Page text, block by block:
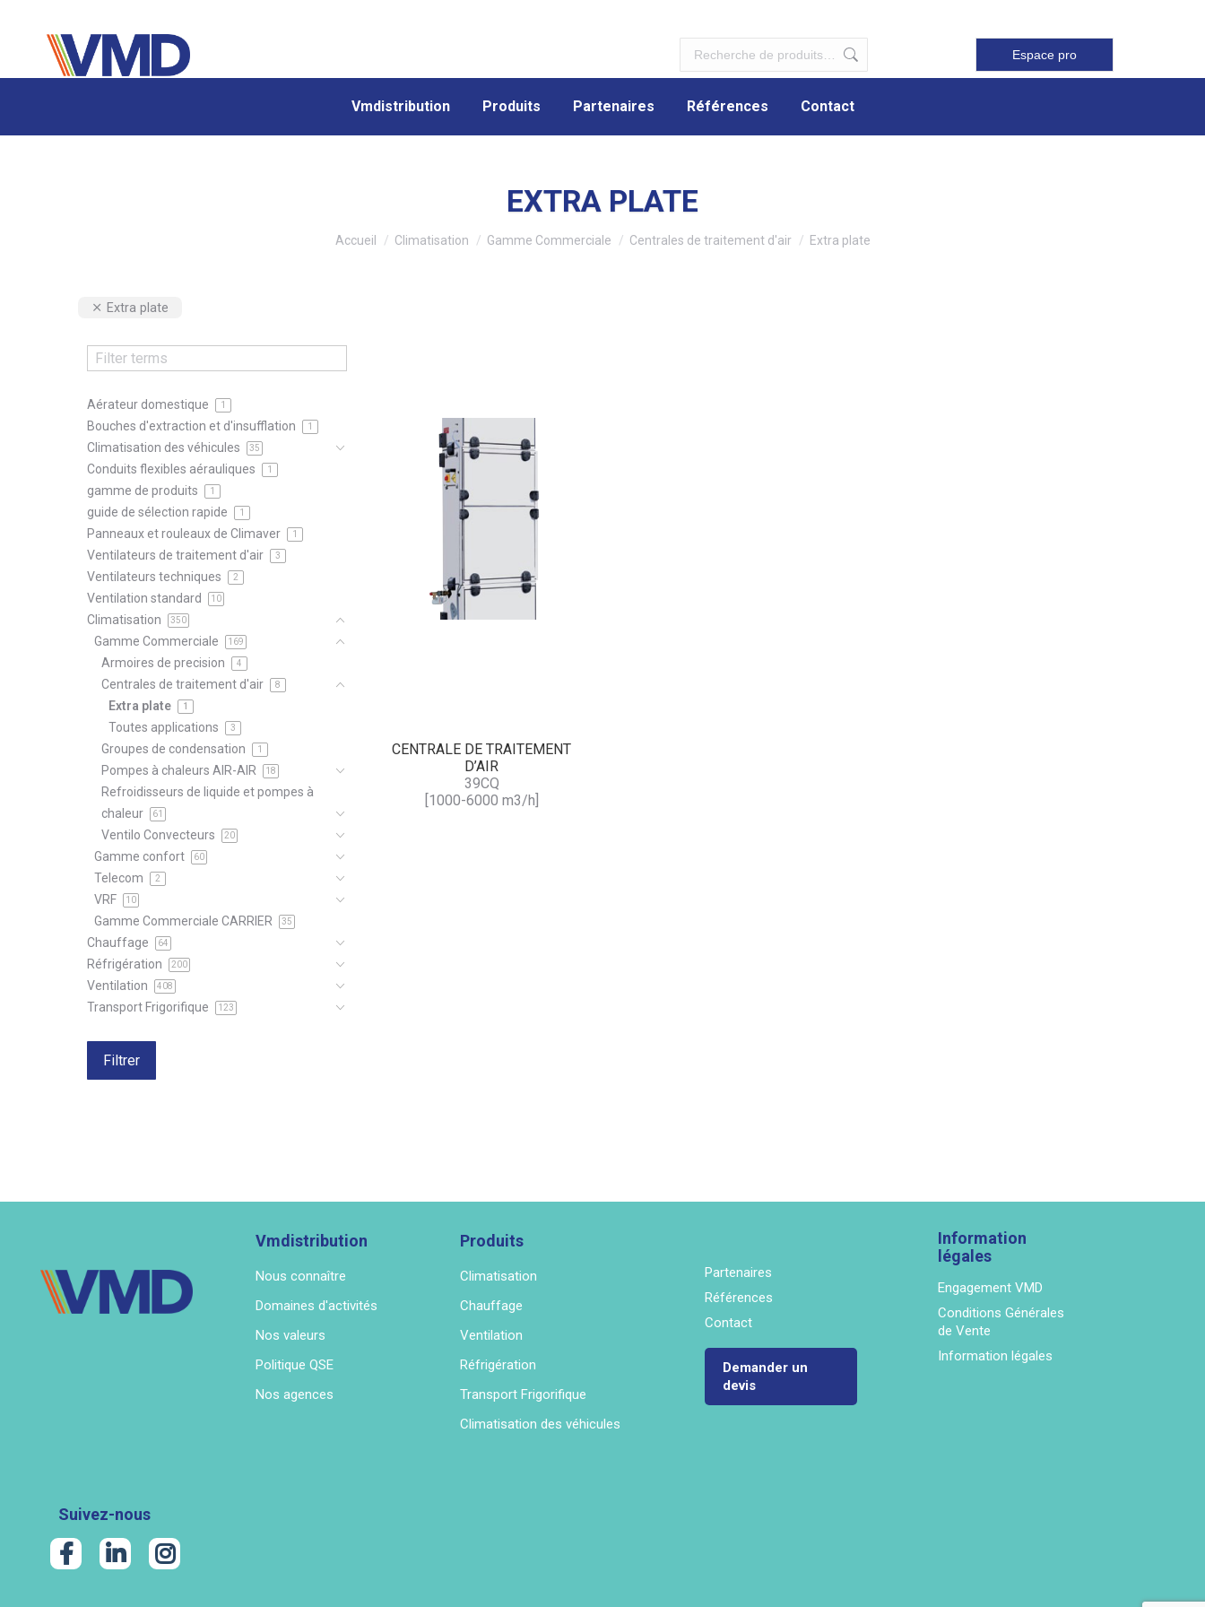
Espace pro
Vmdistribution Produits Partenaires Références Contact
EXTRA PLATE
Accueil Climatisation Gamme Commerciale Centrales de traitement d'air Extra plate
CENTRALE DE TRAITEMENT
D’AIR
39CQ
[1000-6000 m3/h]
Extra plate
Aérateur domestique 1
Bouches d'extraction et d'insufflation 1
Climatisation des véhicules 35
Conduits flexibles aérauliques 1
gamme de produits 1
guide de sélection rapide 1
Panneaux et rouleaux de Climaver 1
Ventilateurs de traitement d'air 3
Ventilateurs techniques 2
Ventilation standard 10
Climatisation 350
Gamme Commerciale 169
Armoires de precision 4
Centrales de traitement d'air 8
Extra plate 1
Toutes applications 3
Groupes de condensation 1
Pompes à chaleurs AIR-AIR 18
Refroidisseurs de liquide et pompes à
chaleur
61
Ventilo Convecteurs 20
Gamme confort 60
Telecom 2
VRF 10
Gamme Commerciale CARRIER 35
Chauffage 64
Réfrigération 200
Ventilation 408
Transport Frigorifique 123
Filtrer
Vmdistribution
Nous connaître
Domaines d'activités
Nos valeurs
Politique QSE
Nos agences
Produits
Climatisation
Chauffage
Ventilation
Réfrigération
Transport Frigorifique
Climatisation des véhicules
Partenaires
Références
Contact
Demander un
devis
Information
légales
Engagement VMD
Conditions Générales
de Vente
Information légales
Suivez-nous